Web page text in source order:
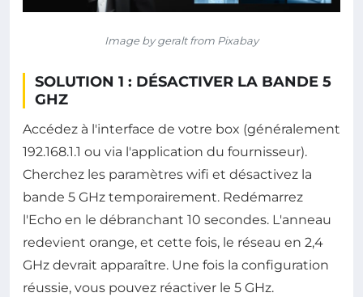
Image by geralt from Pixabay
SOLUTION 1 : DÉSACTIVER LA BANDE 5
GHZ
Accédez à l'interface de votre box (généralement
192.168.1.1 ou via l'application du fournisseur).
Cherchez les paramètres wifi et désactivez la
bande 5 GHz temporairement. Redémarrez
l'Echo en le débranchant 10 secondes. L'anneau
redevient orange, et cette fois, le réseau en 2,4
GHz devrait apparaître. Une fois la configuration
réussie, vous pouvez réactiver le 5 GHz.